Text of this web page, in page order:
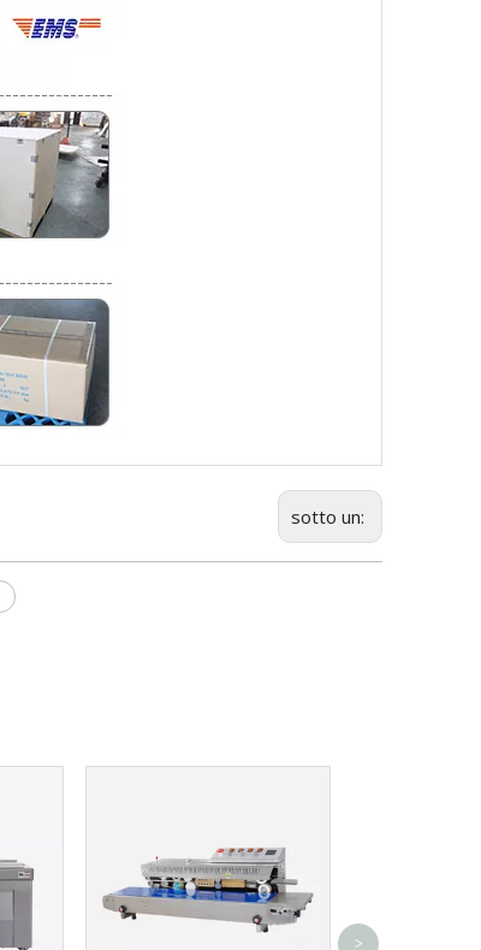
sotto un:
alluminio a
>